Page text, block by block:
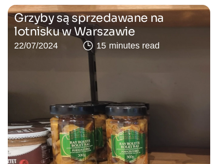
Grzyby są sprzedawane na
lotnisku w Warszawie
22/07/2024 15 minutes read